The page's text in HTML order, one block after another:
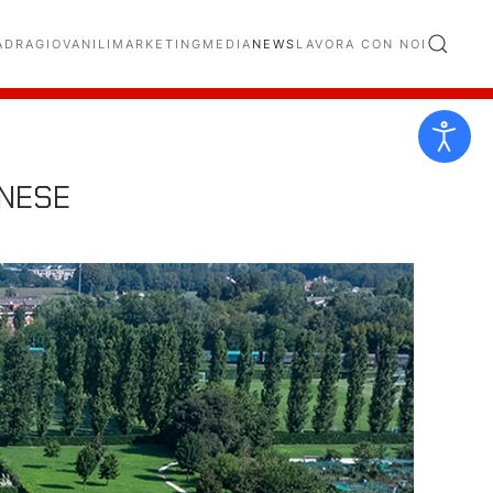
GIOVANILI MARKETING MEDIA NEWS LAVORA CON NOI